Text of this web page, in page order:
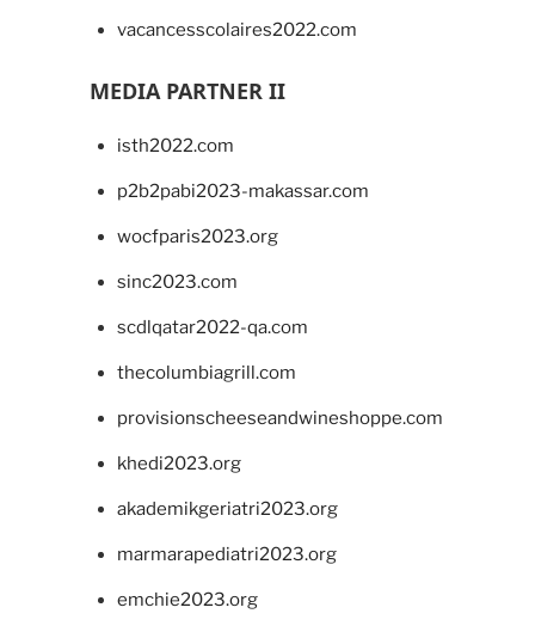
vacancesscolaires2022.com
MEDIA PARTNER II
isth2022.com
p2b2pabi2023-makassar.com
wocfparis2023.org
sinc2023.com
scdlqatar2022-qa.com
thecolumbiagrill.com
provisionscheeseandwineshoppe.com
khedi2023.org
akademikgeriatri2023.org
marmarapediatri2023.org
emchie2023.org